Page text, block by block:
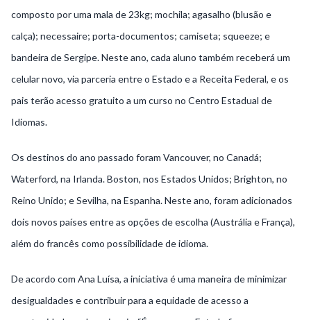
composto por uma mala de 23kg; mochila; agasalho (blusão e
calça); necessaire; porta-documentos; camiseta; squeeze; e
bandeira de Sergipe. Neste ano, cada aluno também receberá um
celular novo, via parceria entre o Estado e a Receita Federal, e os
pais terão acesso gratuito a um curso no Centro Estadual de
Idiomas.
Os destinos do ano passado foram Vancouver, no Canadá;
Waterford, na Irlanda. Boston, nos Estados Unidos; Brighton, no
Reino Unido; e Sevilha, na Espanha. Neste ano, foram adicionados
dois novos países entre as opções de escolha (Austrália e França),
além do francês como possibilidade de idioma.
De acordo com Ana Luísa, a iniciativa é uma maneira de minimizar
desigualdades e contribuir para a equidade de acesso a